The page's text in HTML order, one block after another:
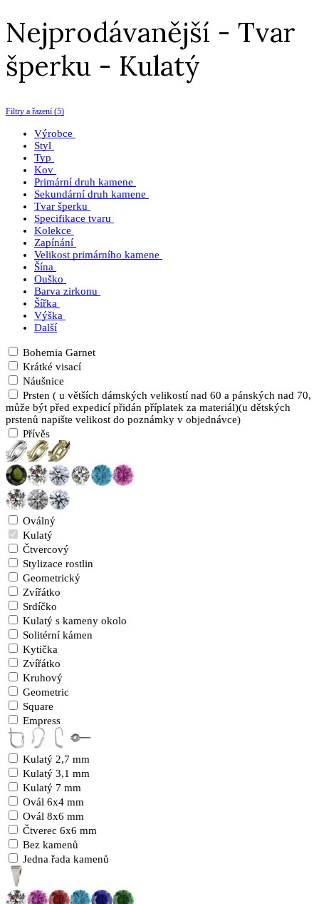
Nejprodávanější - Tvar
šperku - Kulatý
Filtry a řazení (5)
Výrobce
Styl
Typ
Kov
Primární druh kamene
Sekundární druh kamene
Tvar šperku
Specifikace tvaru
Kolekce
Zapínání
Velikost primárního kamene
Šína
Ouško
Barva zirkonu
Šířka
Výška
Další
Bohemia Garnet
Krátké visací
Náušnice
Prsten ( u větších dámských velikostí nad 60 a pánských nad 70,
může být před expedicí přidán příplatek za materiál)(u dětských
prstenů napište velikost do poznámky v objednávce)
Přívěs
Oválný
Kulatý
Čtvercový
Stylizace rostlin
Geometrický
Zvířátko
Srdíčko
Kulatý s kameny okolo
Solitérní kámen
Kytička
Zvířátko
Kruhový
Geometric
Square
Empress
Kulatý 2,7 mm
Kulatý 3,1 mm
Kulatý 7 mm
Ovál 6x4 mm
Ovál 8x6 mm
Čtverec 6x6 mm
Bez kamenů
Jedna řada kamenů